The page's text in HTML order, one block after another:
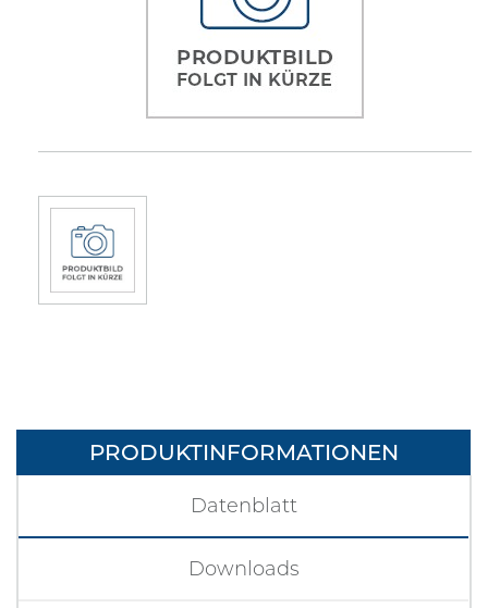
PRODUKTINFORMATIONEN
Datenblatt
Downloads